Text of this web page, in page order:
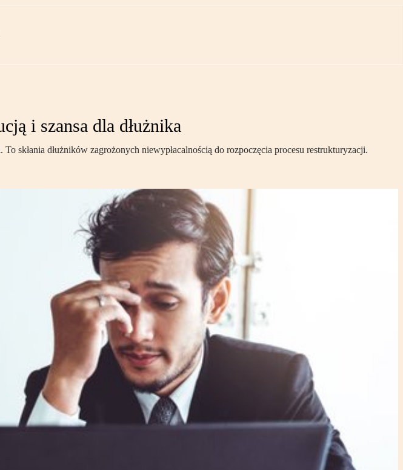
i szansa dla dłużnika
skłania dłużników zagrożonych niewypłacalnością do rozpoczęcia procesu restrukturyzacji.